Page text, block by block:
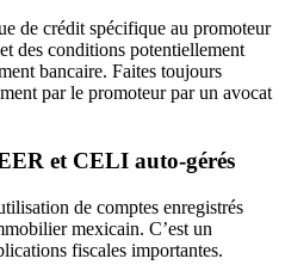
de crédit spécifique au promoteur
des conditions potentiellement
bancaire. Faites toujours
par le promoteur par un avocat
et CELI auto-gérés
de comptes enregistrés
mexicain. C’est un
fiscales importantes.